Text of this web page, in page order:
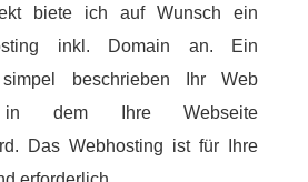
biete ich auf Wunsch ein
inkl. Domain an. Ein
beschrieben Ihr Web
in dem Ihre Webseite
Das Webhosting ist für Ihre